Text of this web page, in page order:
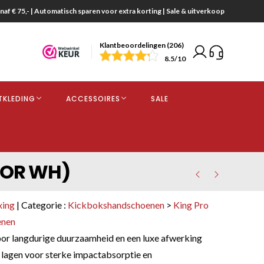
€ 75,- | Automatisch sparen voor extra korting | Sale & uitverkoop
Klantbeoordelingen (206)
8.5/10
ACCESSOIRES SALE
WH)
| Categorie : Kickbokshandschoenen > King Pro
langdurige duurzaamheid en een luxe afwerking
voor sterke impactabsorptie en